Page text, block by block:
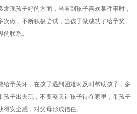
现孩子好的方面，当看到孩子喜欢某件事时，
次做，不断积极尝试，当孩子做成功了给予奖
联系。
予关怀，在孩子遇到困难时及时帮助孩子，多
孩子出去玩，不要整天让孩子待在家里，带孩子
安全感，对父母形成信任。